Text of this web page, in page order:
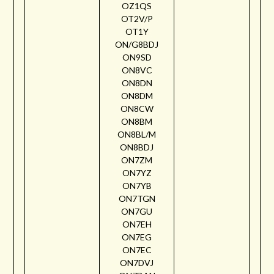
OZ1QS
OT2V/P
OT1Y
ON/G8BDJ
ON9SD
ON8VC
ON8DN
ON8DM
ON8CW
ON8BM
ON8BL/M
ON8BDJ
ON7ZM
ON7YZ
ON7YB
ON7TGN
ON7GU
ON7EH
ON7EG
ON7EC
ON7DVJ